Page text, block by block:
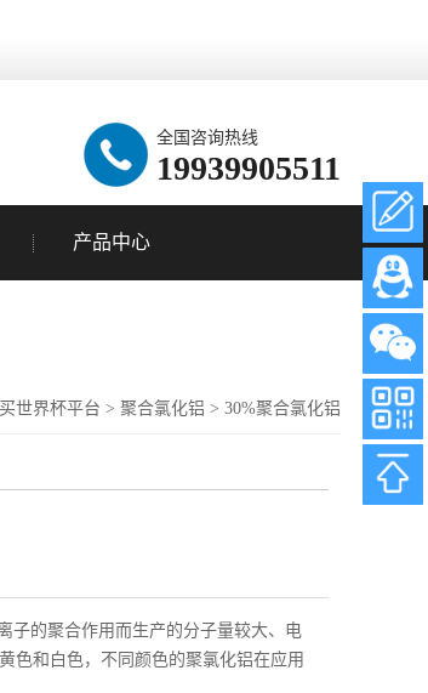
全国咨询热线
19939905511
产品中心
世界杯平台 > 聚合氯化铝 > 30%聚合氯化铝
子的聚合作用而生产的分子量较大、电
色和白色，不同颜色的聚氯化铝在应用